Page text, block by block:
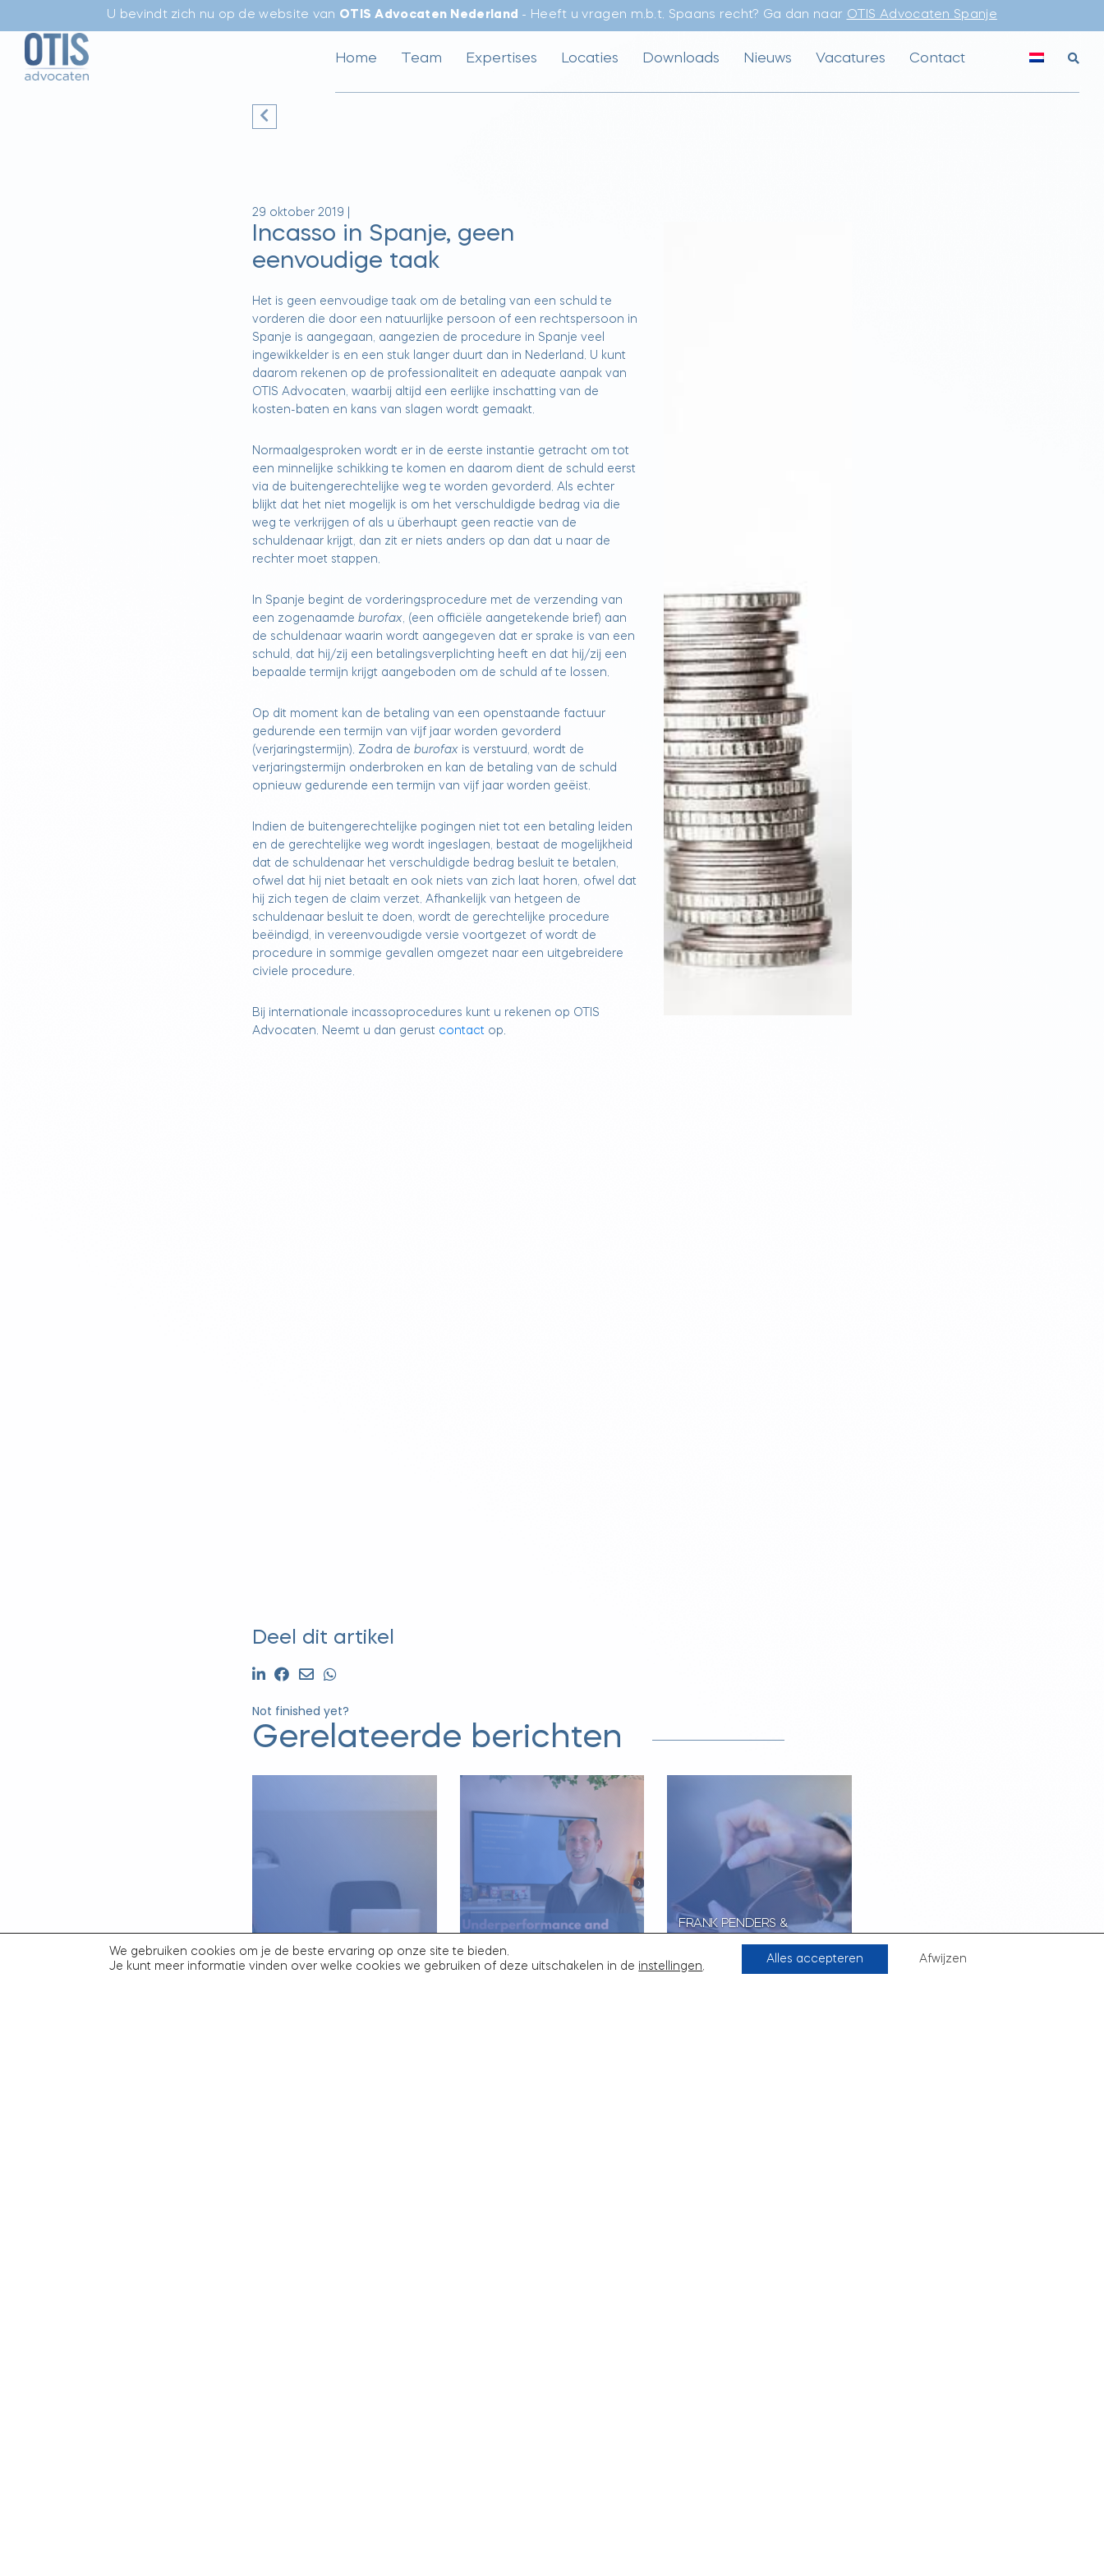
U bevindt zich nu op de website van OTIS Advocaten Nederland - Heeft u vragen m.b.t. Spaans recht? Ga dan naar OTIS Advocaten Spanje
Home Team Expertises Locaties Downloads Nieuws Vacatures Contact
29 oktober 2019
Incasso in Spanje, geen
eenvoudige taak
Het is geen eenvoudige taak om de betaling van een schuld te
vorderen die door een natuurlijke persoon of een rechtspersoon in
Spanje is aangegaan, aangezien de procedure in Spanje veel
ingewikkelder is en een stuk langer duurt dan in Nederland. U kunt
daarom rekenen op de professionaliteit en adequate aanpak van
OTIS Advocaten, waarbij altijd een eerlijke inschatting van de
kosten-baten en kans van slagen wordt gemaakt.
Normaalgesproken wordt er in de eerste instantie getracht om tot
een minnelijke schikking te komen en daarom dient de schuld eerst
via de buitengerechtelijke weg te worden gevorderd. Als echter
blijkt dat het niet mogelijk is om het verschuldigde bedrag via die
weg te verkrijgen of als u überhaupt geen reactie van de
schuldenaar krijgt, dan zit er niets anders op dan dat u naar de
rechter moet stappen.
In Spanje begint de vorderingsprocedure met de verzending van
een zogenaamde burofax, (een officiële aangetekende brief) aan
de schuldenaar waarin wordt aangegeven dat er sprake is van een
schuld, dat hij/zij een betalingsverplichting heeft en dat hij/zij een
bepaalde termijn krijgt aangeboden om de schuld af te lossen.
Op dit moment kan de betaling van een openstaande factuur
gedurende een termijn van vijf jaar worden gevorderd
(verjaringstermijn). Zodra de burofax is verstuurd, wordt de
verjaringstermijn onderbroken en kan de betaling van de schuld
opnieuw gedurende een termijn van vijf jaar worden geëist.
Indien de buitengerechtelijke pogingen niet tot een betaling leiden
en de gerechtelijke weg wordt ingeslagen, bestaat de mogelijkheid
dat de schuldenaar het verschuldigde bedrag besluit te betalen,
ofwel dat hij niet betaalt en ook niets van zich laat horen, ofwel dat
hij zich tegen de claim verzet. Afhankelijk van hetgeen de
schuldenaar besluit te doen, wordt de gerechtelijke procedure
beëindigd, in vereenvoudigde versie voortgezet of wordt de
procedure in sommige gevallen omgezet naar een uitgebreidere
civiele procedure.
Bij internationale incassoprocedures kunt u rekenen op OTIS
Advocaten. Neemt u dan gerust contactop.
Deel dit artikel
Not finished yet?
Gerelateerde berichten
SCHIJNZELFSTANDIGHEID
IN DE 7PEOPLE PODCAST
MEET-UP MET FRANK
PENDERS
FRANK PENDERS &
BOOS (BNNVARA):
SALDODIPJE
We gebruiken cookies om je de beste ervaring op onze site te bieden.
Je kunt meer informatie vinden over welke cookies we gebruiken of deze uitschakelen in de instellingen.
Alles accepteren Afwijzen